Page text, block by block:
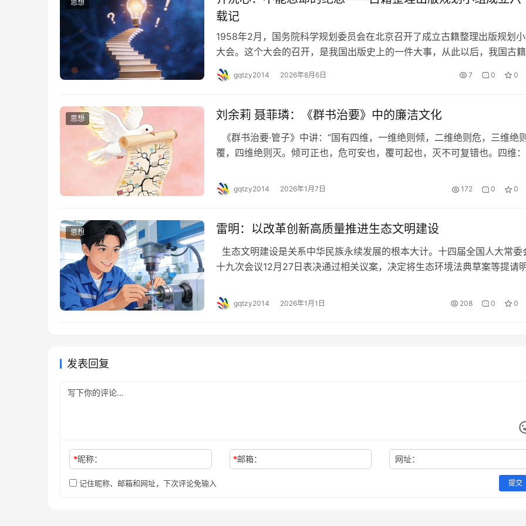
思想
载记
1958年2月，国务院科学规划委员会在北京召开了成立古籍整理出版规划
大会。这个大会的召开，是我国出版史上的一件大事，从此以后，我国古籍
理出版工作有了全面规划和统一部署，在上世纪六十年代创造了一个古籍出
高峰，不但制订了我国第一部古籍出版规划，还大力培养古籍人才，在古
视，新中国成立…
gqtzy2014 2026年8月6日 7 0 0
思想 刘余莉 聂菲璘：《群书治要》中的廉洁文化
《群书治要·管子》中讲：“国有四维，一维绝则倾，二维绝则危，三维绝
覆，四维绝则灭。倾可正也，危可安也，覆可起也，灭不可复错也。四维：
人之为人所应遵循的常行之德，更是为政者践行的伦常道德。臣属能够清正
洁，上可以影响君主，中可以影响同僚，下可以影响百姓民风。 《群书治要
gqtzy2014 2026年1月7日 172 0 0
思想 雷明：以改革创新高质量推进生态文明建设
生态文明建设是关系中华民族永续发展的根本大计。十四届全国人大常委
十九次会议12月27日表决通过相关议案，决定将生态环境法典草案等提请
二部以法典命名的法律。当前，我们正处在推动发展方式绿色转型、建设人
自然和谐共生现代化的关键时期，生态文明建设业已进入以新质生产力为驱
gqtzy2014 2026年1月1日 208 0 0
发表回复
*昵称： *邮箱： 网址：
记住昵称、邮箱和网址，下次评论免输入 提交